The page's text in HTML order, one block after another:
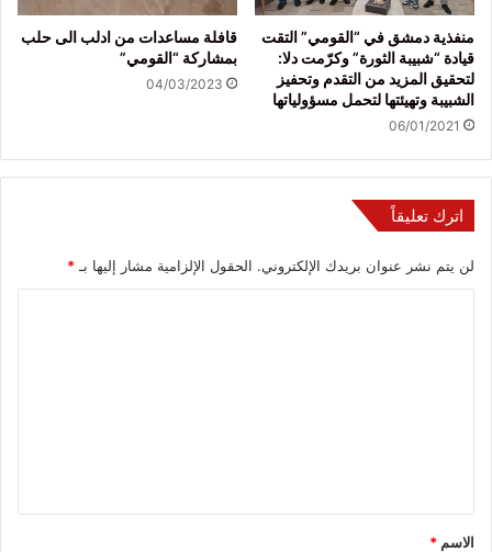
منفذية دمشق في “القومي” التقت
قيادة “شبيبة الثورة” وكرّمت دلا:
لتحقيق المزيد من التقدم وتحفيز
الشبيبة وتهيئتها لتحمل مسؤولياتها
06/01/2021
قافلة مساعدات من ادلب الى حلب
بمشاركة “القومي”
04/03/2023
اترك تعليقاً
لن يتم نشر عنوان بريدك الإلكتروني. الحقول الإلزامية مشار إليها بـ *
*
الاسم *